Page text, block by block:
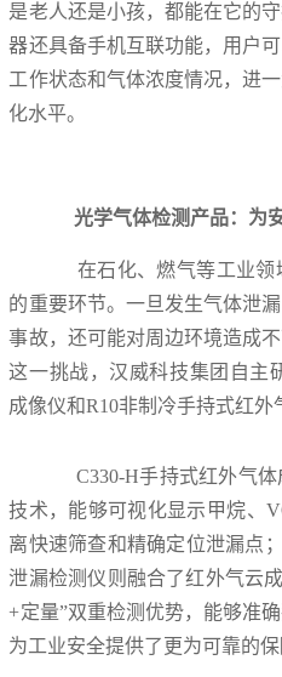
是老人还是小孩，都能在它的
器还具备手机互联功能，用户
工作状态和气体浓度情况，进
化水平。
光学气体检测产品：为
在石化、燃气等工业
的重要环节。一旦发生气体泄
事故，还可能对周边环境造成
这一挑战，汉威科技集团自主
成像仪和R10非制冷手持式红外
C330-H手持式红外气
技术，能够可视化显示甲烷、
离快速筛查和精确定位泄漏点
泄漏检测仪则融合了红外气云
+定量”双重检测优势，能够准
为工业安全提供了更为可靠的保